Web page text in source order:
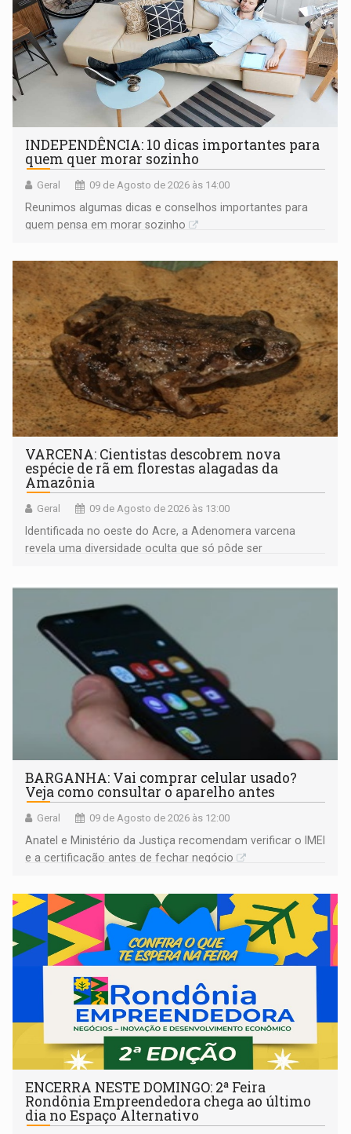
INDEPENDÊNCIA: 10 dicas importantes para
quem quer morar sozinho
Geral 09 de Agosto de 2026 às 14:00
Reunimos algumas dicas e conselhos importantes para
quem pensa em morar sozinho
VARCENA: Cientistas descobrem nova
espécie de rã em florestas alagadas da
Amazônia
Geral 09 de Agosto de 2026 às 13:00
Identificada no oeste do Acre, a Adenomera varcena
revela uma diversidade oculta que só pôde ser
BARGANHA: Vai comprar celular usado?
Veja como consultar o aparelho antes
Geral 09 de Agosto de 2026 às 12:00
Anatel e Ministério da Justiça recomendam verificar o IMEI
e a certificação antes de fechar negócio
ENCERRA NESTE DOMINGO: 2ª Feira
Rondônia Empreendedora chega ao último
dia no Espaço Alternativo